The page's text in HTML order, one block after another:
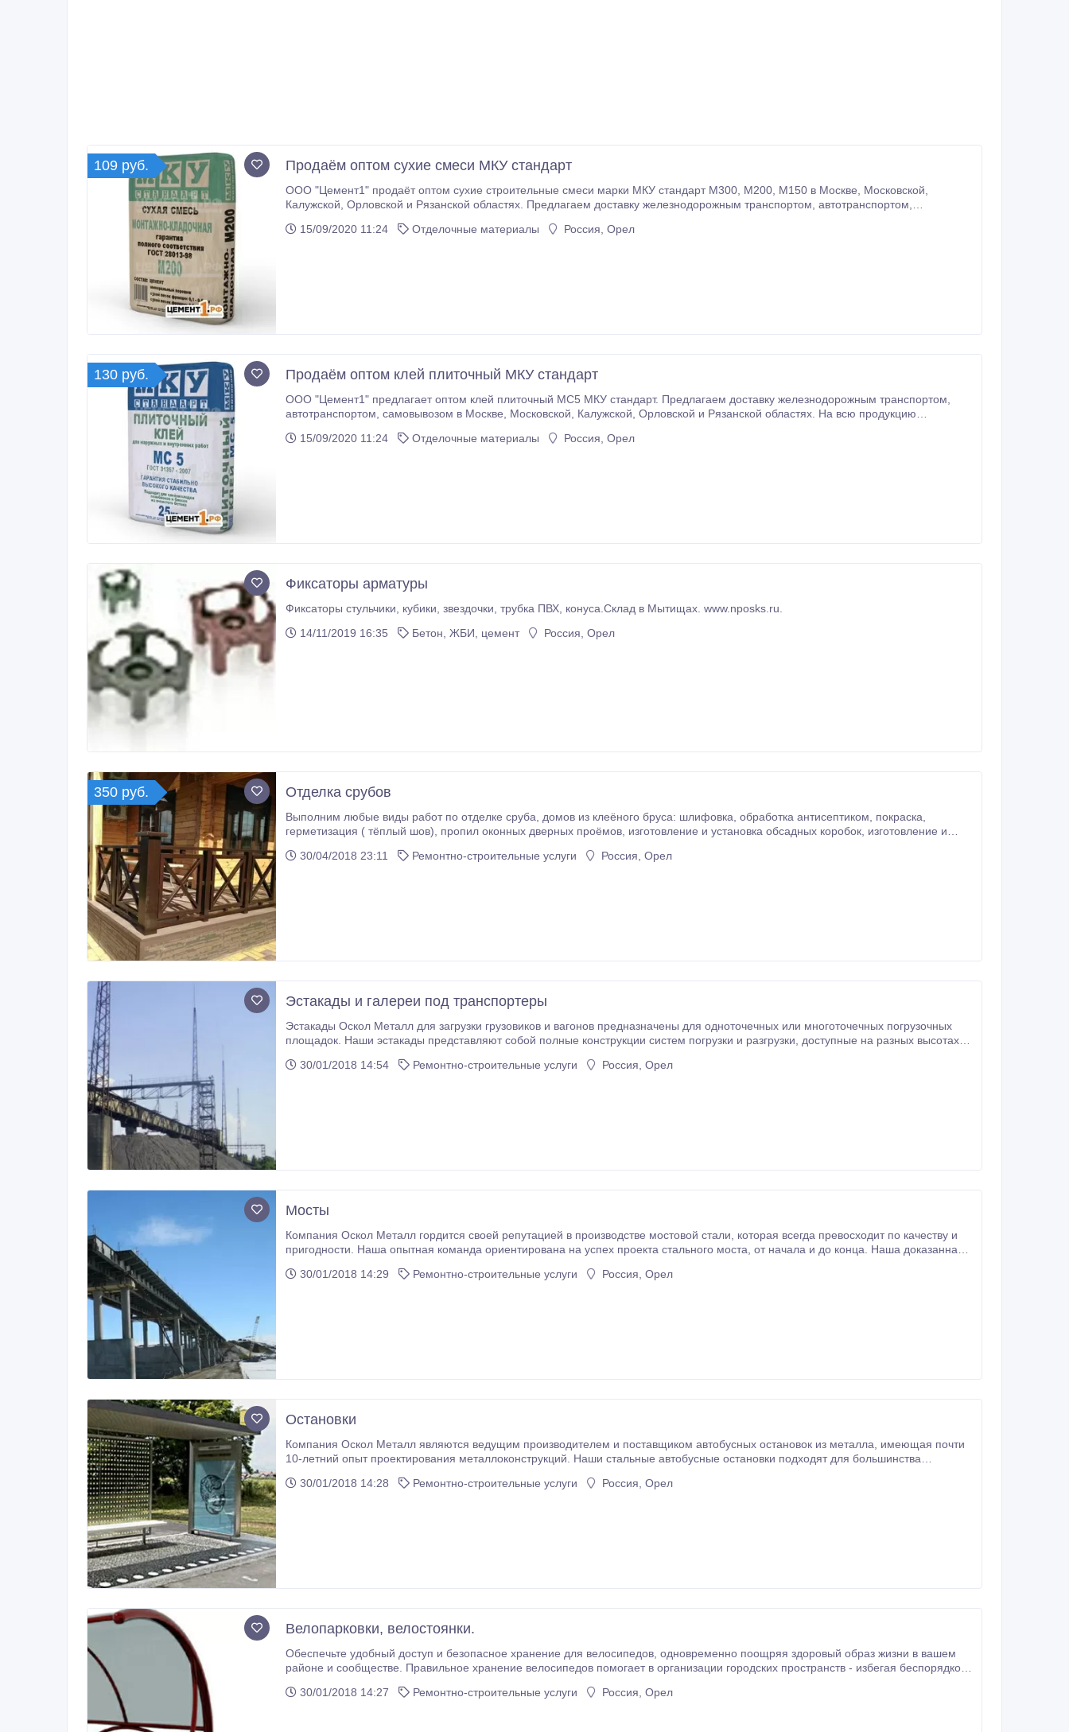
109 руб. Продаём оптом сухие смеси МКУ стандарт
ООО "Цемент1" продаёт оптом сухие строительные смеси марки МКУ стандарт М300, М200, М150 в Москве, Московской,
Калужской, Орловской и Рязанской областях. Предлагаем доставку железнодорожным транспортом, автотранспортом,
15/09/2020 11:24
Отделочные материалы Россия, Орел
130 руб. Продаём оптом клей плиточный МКУ стандарт
ООО "Цемент1" предлагает оптом клей плиточный МС5 МКУ стандарт. Предлагаем доставку железнодорожным транспортом,
автотранспортом, самовывозом в Москве, Московской, Калужской, Орловской и Рязанской областях. На всю продукцию
15/09/2020 11:24
Отделочные материалы Россия, Орел
Фиксаторы арматуры
Фиксаторы стульчики, кубики, звездочки, трубка ПВХ, конуса.Склад в Мытищах. www.nposks.ru.
14/11/2019 16:35
Бетон, ЖБИ, цемент Россия, Орел
350 руб. Отделка срубов
Выполним любые виды работ по отделке сруба, домов из клеёного бруса: шлифовка, обработка антисептиком, покраска,
герметизация ( тёплый шов), пропил оконных дверных проёмов, изготовление и установка обсадных коробок, изготовление и
30/04/2018 23:11
Ремонтно-строительные услуги Россия, Орел
Эстакады и галереи под транспортеры
Эстакады Оскол Металл для загрузки грузовиков и вагонов предназначены для одноточечных или многоточечных погрузочных
площадок. Наши эстакады представляют собой полные конструкции систем погрузки и разгрузки, доступные на разных высотах
поддерживать трубопровод над платформой.
30/01/2018 14:54 Ремонтно-строительные услуги Россия, Орел
Мосты
Компания Оскол Металл гордится своей репутацией в производстве мостовой стали, которая всегда превосходит по качеству и
пригодности. Наша опытная команда ориентирована на успех проекта стального моста, от начала и до конца. Наша доказанная
препятствиями при транспортировке на самых ранних этапах строительства, что помогает избежать дорогостоящих задержек
30/01/2018 14:29 Ремонтно-строительные услуги Россия, Орел
Остановки
Компания Оскол Металл являются ведущим производителем и поставщиком автобусных остановок из металла, имеющая почти
10-летний опыт проектирования металлоконструкций. Наши стальные автобусные остановки подходят для большинства
30/01/2018 14:28
Ремонтно-строительные услуги Россия, Орел
Велопарковки, велостоянки.
Обеспечьте удобный доступ и безопасное хранение для велосипедов, одновременно поощряя здоровый образ жизни в вашем
районе и сообществе. Правильное хранение велосипедов помогает в организации городских пространств - избегая беспорядков
30/01/2018 14:27
Ремонтно-строительные услуги Россия, Орел